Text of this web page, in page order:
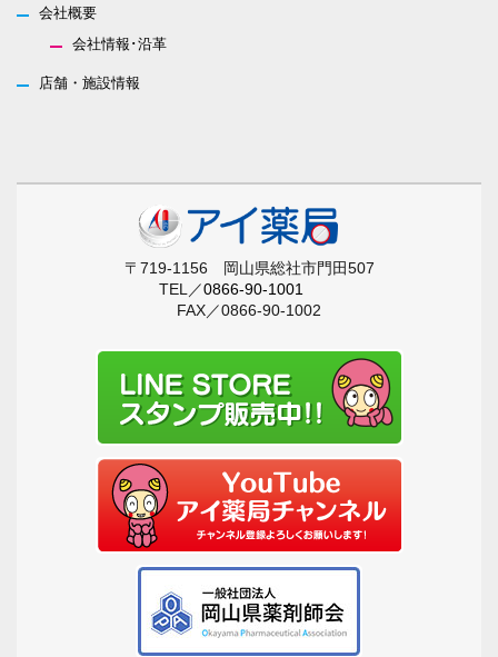
会社概要
会社情報･沿革
店舗・施設情報
〒719-1156 岡山県総社市門田507
TEL／0866-90-1001
FAX／0866-90-1002